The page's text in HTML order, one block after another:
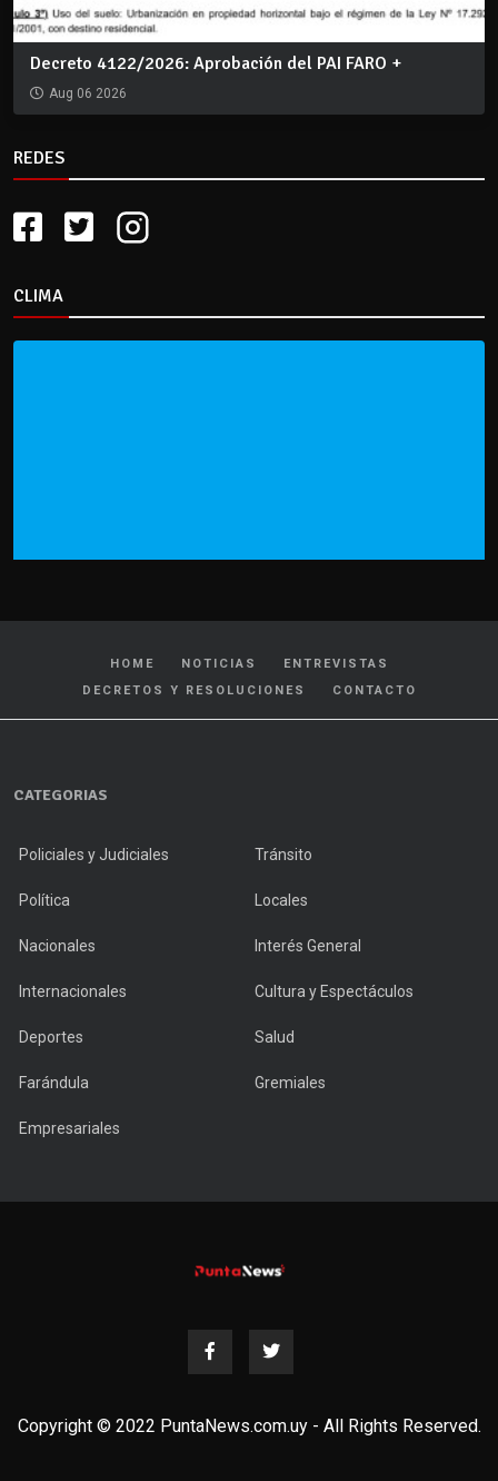
Decreto 4122/2026: Aprobación del PAI FARO +
Aug 06 2026
REDES
CLIMA
HOME NOTICIAS
ENTREVISTAS
DECRETOS Y RESOLUCIONES
CONTACTO
CATEGORIAS
Policiales y Judiciales Tránsito
Política Locales
Nacionales Interés General
Internacionales Cultura y Espectáculos
Deportes Salud
Farándula Gremiales
Empresariales
Copyright © 2022 PuntaNews.com.uy - All Rights Reserved.